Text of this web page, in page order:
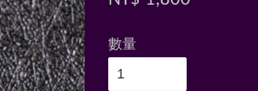
數量